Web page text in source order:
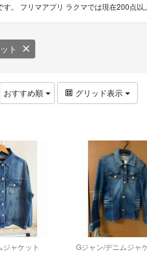
。 フリマアプリ ラクマでは現在200点以
ト
おすすめ順 グリッド表示
ャケット Gジャン/デニムジャ